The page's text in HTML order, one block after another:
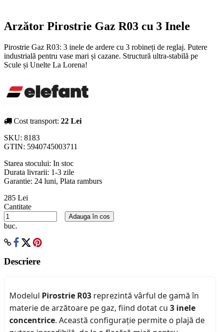
Arzător Pirostrie Gaz R03 cu 3 Inele
Pirostrie Gaz R03: 3 inele de ardere cu 3 robineți de reglaj. Putere
industrială pentru vase mari și cazane. Structură ultra-stabilă pe
Scule și Unelte La Lorena!
Cost transport: 22 Lei
SKU: 8183
GTIN: 5940745003711
Starea stocului: In stoc
Durata livrarii: 1-3 zile
Garantie: 24 luni, Plata ramburs
285 Lei
Cantitate
buc.
Adauga în cos
Descriere
Modelul Pirostrie R03 reprezintă vârful de gamă în
materie de arzătoare pe gaz, fiind dotat cu 3 inele
concentrice. Această configurație permite o plajă de